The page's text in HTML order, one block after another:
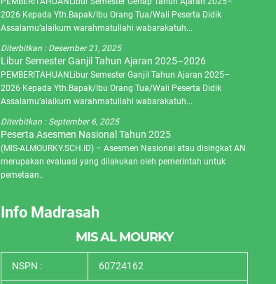
2026 Kepada Yth.Bapak/Ibu Orang Tua/Wali Peserta Didik
Assalamu’alaikum warahmatullahi wabarakatuh...
Diterbitkan : Desember 21, 2025
Libur Semester Ganjil Tahun Ajaran 2025–2026
PEMBERITAHUANLibur Semester Ganjil Tahun Ajaran 2025–
2026 Kepada Yth.Bapak/Ibu Orang Tua/Wali Peserta Didik
Assalamu’alaikum warahmatullahi wabarakatuh...
Diterbitkan : September 6, 2025
Peserta Asesmen Nasional Tahun 2025
(MIS-ALMOURKY.SCH.ID) – Asesmen Nasional atau disingkat AN
merupakan evaluasi yang dilakukan oleh pemerintah untuk
pemetaan..
Info Madrasah
MIS AL MOURKY
NSPN : 60724162